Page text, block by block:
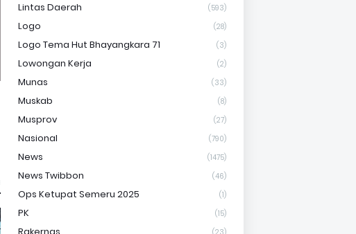
Lintas Daerah (593)
Logo (28)
Logo Tema Hut Bhayangkara 71 (3)
Lowongan Kerja (2)
Munas (33)
Muskab (8)
Musprov (27)
Nasional (790)
News (1475)
News Twibbon (46)
Ops Ketupat Semeru 2025 (1)
PK (15)